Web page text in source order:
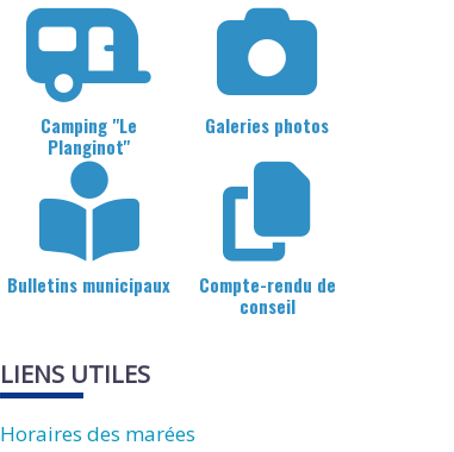
Camping "Le
Planginot"
Galeries photos
Bulletins municipaux
Compte-rendu de
conseil
LIENS UTILES
Horaires des marées